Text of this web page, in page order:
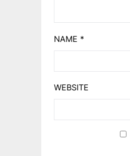
NAME *
WEBSITE